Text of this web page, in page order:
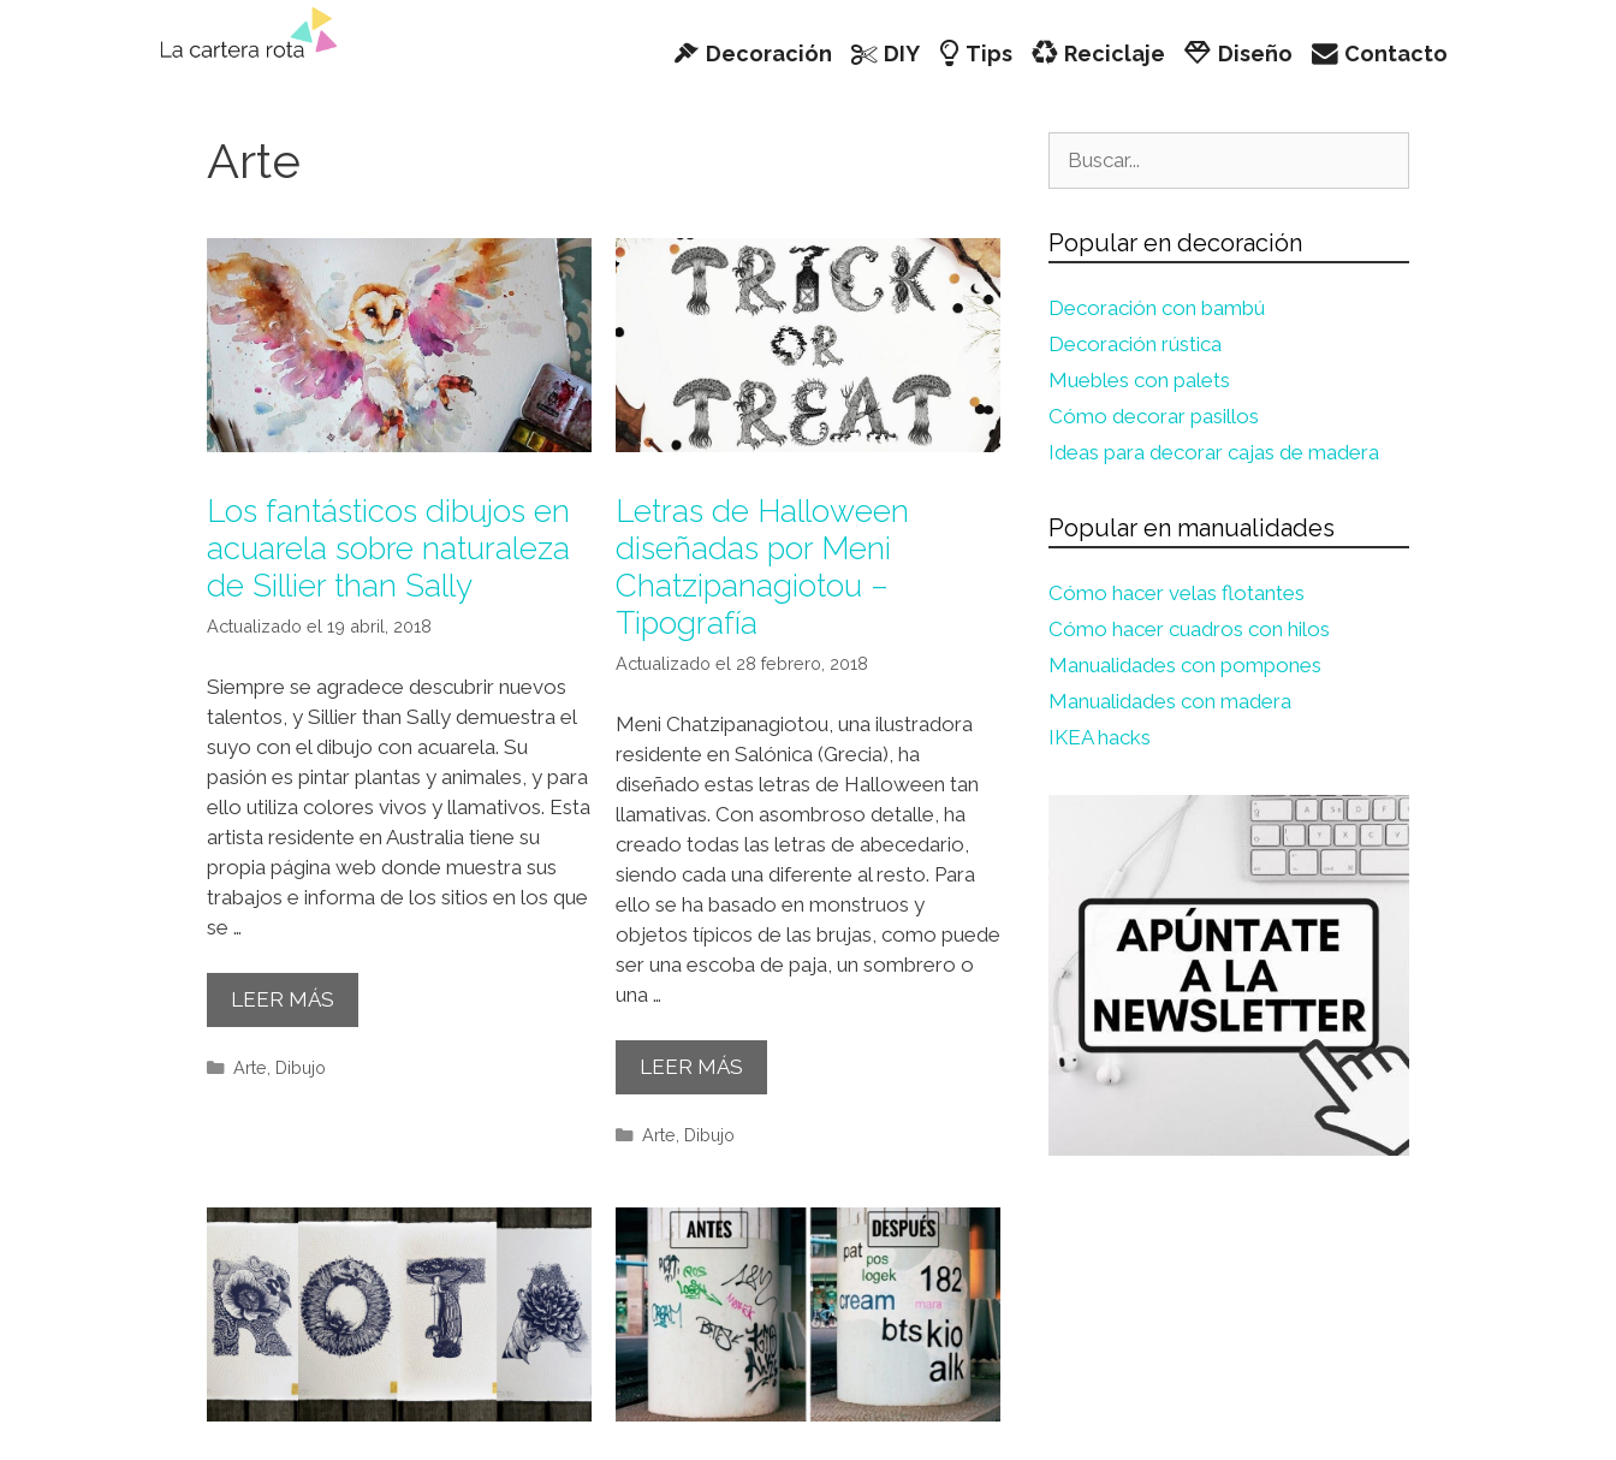
Decoración DIY Tips Reciclaje Diseño Contacto
Arte
Los fantásticos dibujos en
acuarela sobre naturaleza
de Sillier than Sally
19 abril, 2018
Siempre se agradece descubrir nuevos
talentos, y Sillier than Sally demuestra el
suyo con el dibujo con acuarela. Su
pasión es pintar plantas y animales, y para
ello utiliza colores vivos y llamativos. Esta
artista residente en Australia tiene su
propia página web donde muestra sus
trabajos e informa de los sitios en los que
se …
LEER MÁS
Categorías
Arte Dibujo
Letras de Halloween
diseñadas por Meni
Chatzipanagiotou –
Tipografía
28 febrero, 2018
Meni Chatzipanagiotou, una ilustradora
residente en Salónica (Grecia), ha
diseñado estas letras de Halloween tan
llamativas. Con asombroso detalle, ha
creado todas las letras de abecedario,
siendo cada una diferente al resto. Para
ello se ha basado en monstruos y
objetos típicos de las brujas, como puede
ser una escoba de paja, un sombrero o
una …
LEER MÁS
Categorías
Arte Dibujo
Popular en decoración
Decoración con bambú
Decoración rústica
Muebles con palets
Cómo decorar pasillos
Ideas para decorar cajas de madera
Popular en manualidades
Cómo hacer velas flotantes
Cómo hacer cuadros con hilos
Manualidades con pompones
Manualidades con madera
IKEA hacks